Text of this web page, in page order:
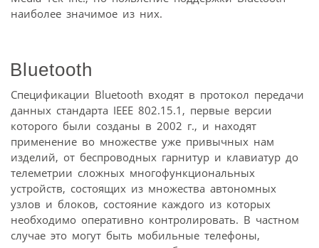
наиболее значимое из них.
Bluetooth
Спецификации Bluetooth входят в протокол передачи
данных стандарта IEEE 802.15.1, первые версии
которого были созданы в 2002 г., и находят
применение во множестве уже привычных нам
изделий, от беспроводных гарнитур и клавиатур до
телеметрии сложных многофункциональных
устройств, состоящих из множества автономных
узлов и блоков, состояние каждого из которых
необходимо оперативно контролировать. В частном
случае это могут быть мобильные телефоны,